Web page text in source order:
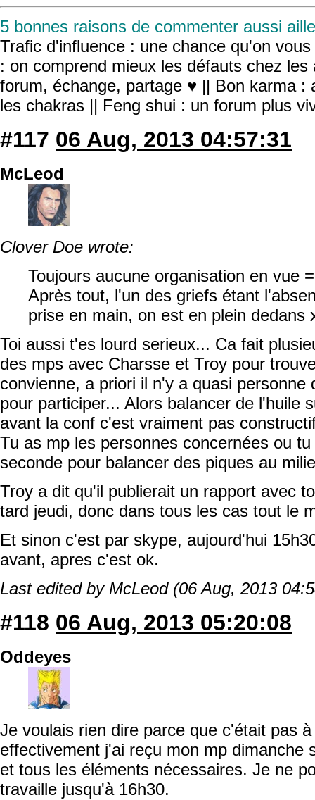
5 bonnes raisons de commenter aussi
Trafic d'influence : une chance qu'on
: on comprend mieux les défauts chez
forum, échange, partage ♥ || Bon karma :
les chakras || Feng shui : un forum plus
#117 06 Aug, 2013 04:57:31
McLeod
Clover Doe wrote:
Toujours aucune organisation en vue
Après tout, l'un des griefs étant
prise en main, on est en plein dedans
Toi aussi t'es lourd serieux... Ca fait
des mps avec Charsse et Troy pour
convienne, a priori il n'y a quasi
pour participer... Alors balancer de l'huile
avant la conf c'est vraiment pas
Tu as mp les personnes concernées ou
seconde pour balancer des piques au
Troy a dit qu'il publierait un rapport avec
tard jeudi, donc dans tous les cas tout le
Et sinon c'est par skype, aujourd'hui
avant, apres c'est ok.
Last edited by McLeod (06 Aug, 2013
#118 06 Aug, 2013 05:20:08
Oddeyes
Je voulais rien dire parce que c'était pas
effectivement j'ai reçu mon mp dimanche
et tous les éléments nécessaires. Je ne
travaille jusqu'à 16h30.